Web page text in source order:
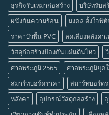
ธุรกิจรับเหมาก่อสร้าง
บริษัทรับส
ผนังกันความร้อน
มงคล ตั้งใจพิ
ราคาบัวพื้น PVC
ลดเสียงหลังคา
วัสดุก่อสร้างป้องกันแผ่นดินไหว
ศาลพระภูมิ 2565
ศาลพระภูมิยุค
สมาร์ทบอร์ดราคา
สมาร์ทบอร์ด
หลังคา
อุปกรณ์วัสดุก่อสร้าง